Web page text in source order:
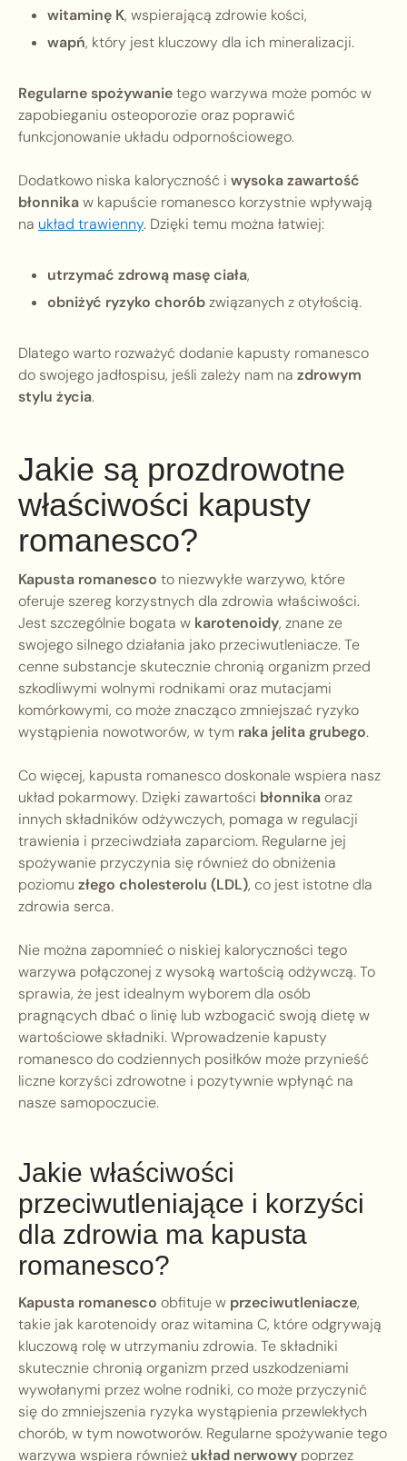
witaminę K, wspierającą zdrowie kości,
wapń, który jest kluczowy dla ich mineralizacji.
Regularne spożywanietego warzywa może pomóc w
zapobieganiu osteoporozie oraz poprawić
funkcjonowanie układu odpornościowego.
Dodatkowo niska kaloryczność i wysoka zawartość
błonnikaw kapuście romanesco korzystnie wpływają
na układ trawienny. Dzięki temu można łatwiej:
utrzymać zdrową masę ciała,
obniżyć ryzyko choróbzwiązanych z otyłością.
Dlatego warto rozważyć dodanie kapusty romanesco
do swojego jadłospisu, jeśli zależy nam na zdrowym
stylu życia.
Jakie są prozdrowotne
właściwości kapusty
romanesco?
Kapusta romanesco to niezwykłe warzywo, które
oferuje szereg korzystnych dla zdrowia właściwości.
Jest szczególnie bogata w karotenoidy, znane ze
swojego silnego działania jako przeciwutleniacze. Te
cenne substancje skutecznie chronią organizm przed
szkodliwymi wolnymi rodnikami oraz mutacjami
komórkowymi, co może znacząco zmniejszać ryzyko
wystąpienia nowotworów, w tym raka jelita grubego.
Co więcej, kapusta romanesco doskonale wspiera nasz
układ pokarmowy. Dzięki zawartości błonnikaoraz
innych składników odżywczych, pomaga w regulacji
trawienia i przeciwdziała zaparciom. Regularne jej
spożywanie przyczynia się również do obniżenia
poziomu złego cholesterolu (LDL), co jest istotne dla
zdrowia serca.
Nie można zapomnieć o niskiej kaloryczności tego
warzywa połączonej z wysoką wartością odżywczą. To
sprawia, że jest idealnym wyborem dla osób
pragnących dbać o linię lub wzbogacić swoją dietę w
wartościowe składniki. Wprowadzenie kapusty
romanesco do codziennych posiłków może przynieść
liczne korzyści zdrowotne i pozytywnie wpłynąć na
nasze samopoczucie.
Jakie właściwości
przeciwutleniające i korzyści
dla zdrowia ma kapusta
romanesco?
Kapusta romanesco obfituje w przeciwutleniacze,
takie jak karotenoidy oraz witamina C, które odgrywają
kluczową rolę w utrzymaniu zdrowia. Te składniki
skutecznie chronią organizm przed uszkodzeniami
wywołanymi przez wolne rodniki, co może przyczynić
się do zmniejszenia ryzyka wystąpienia przewlekłych
chorób, w tym nowotworów. Regularne spożywanie tego
warzywa wspiera również układ nerwowy poprzez